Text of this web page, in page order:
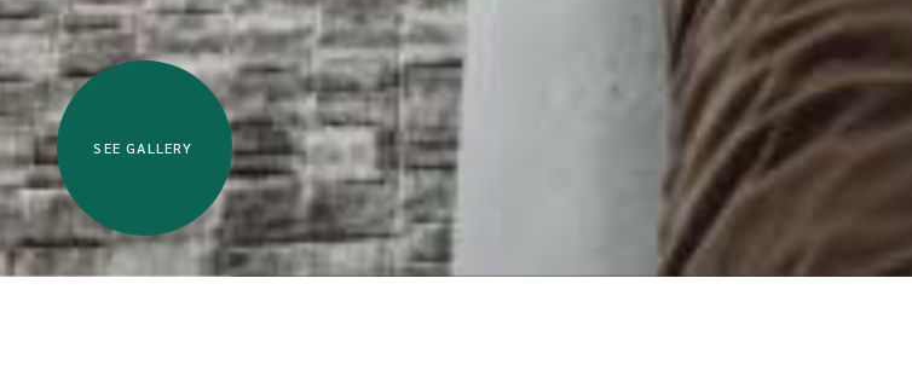
SEE GALLERY